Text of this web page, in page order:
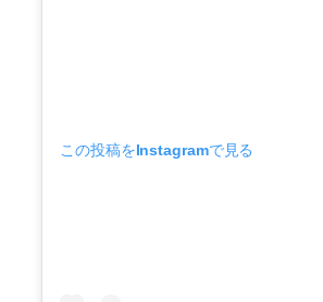
この投稿をInstagramで見る